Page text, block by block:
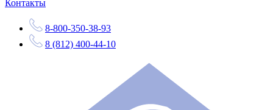
Контакты
8-800-350-38-93
8 (812) 400-44-10